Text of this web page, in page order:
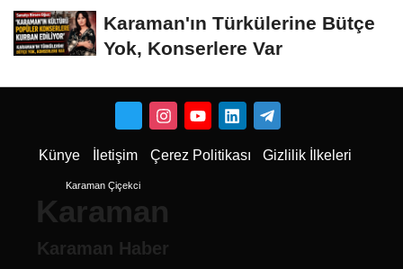
Karaman'ın Türkülerine Bütçe
Yok, Konserlere Var
Künye İletişim Çerez Politikası Gizlilik İlkeleri
Karaman Çiçekci
Karaman
Karaman Haber